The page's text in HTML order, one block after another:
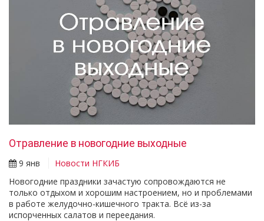
Отравление в новогодние выходные
9 янв
Новости НГКИБ
Новогодние праздники зачастую сопровождаются не
только отдыхом и хорошим настроением, но и проблемами
в работе желудочно-кишечного тракта. Всё из-за
испорченных салатов и переедания.